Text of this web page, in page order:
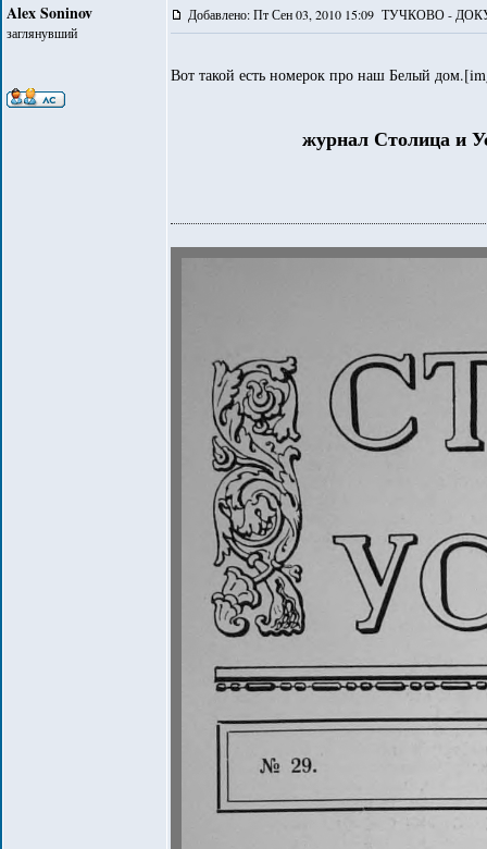
Alex Soninov
заглянувший
Добавлено: Пт Сен 03, 2010 15:09 ТУЧКОВО
Вот такой есть номерок про наш Белый
журнал Столица и